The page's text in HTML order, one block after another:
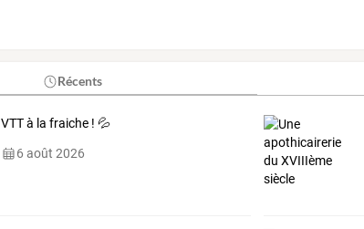
Récents
VTT à la fraiche ! 💦
6 août 2026